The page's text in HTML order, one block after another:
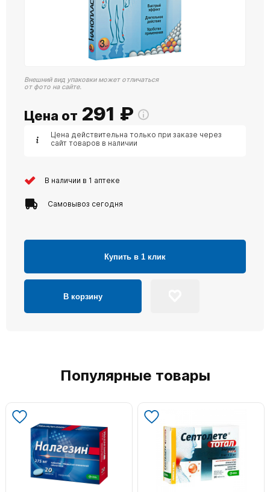
Внешний вид упаковки может отличаться
от фото на сайте.
Цена от 291 ₽
Цена действительна только при заказе через
сайт товаров в наличии
В наличии в 1 аптеке
Самовывоз сегодня
Купить в 1 клик
В корзину
Популярные товары